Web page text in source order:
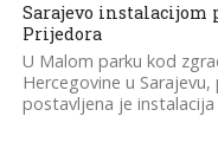
Sarajevo instalacijom
Prijedora
U Malom parku kod
Hercegovine u
postavljena je instalacija